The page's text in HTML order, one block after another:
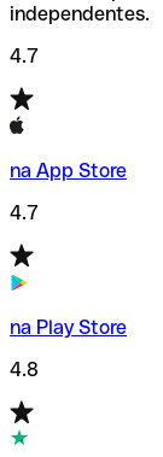
independentes.
4.7
na App Store
4.7
na Play Store
4.8